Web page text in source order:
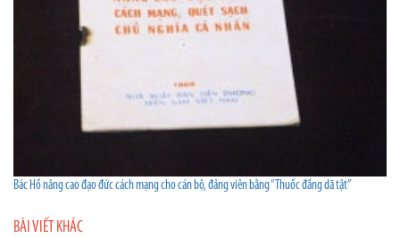
Bác Hồ nâng cao đạo đức cách mạng cho cán bộ, đảng viên bằng “Thuốc đắng dã tật”
BÀI VIẾT KHÁC